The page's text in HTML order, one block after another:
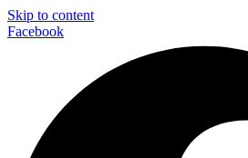
Skip to content
Facebook